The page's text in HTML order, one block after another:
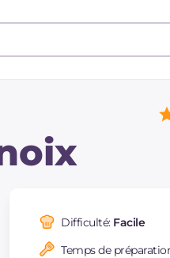
Difficulté: Facile
Temps de